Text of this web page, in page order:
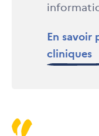
En savoir
cliniques